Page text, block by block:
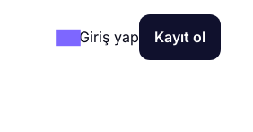
Giriş yap Kayıt ol